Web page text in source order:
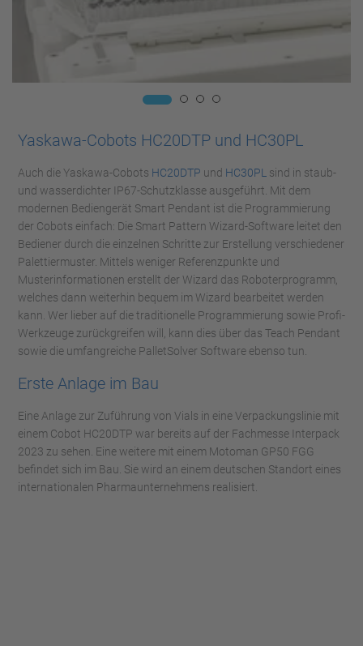
Yaskawa-Cobots HC20DTP und HC30PL
Auch die Yaskawa-Cobots HC20DTP und HC30PL sind in staub-
und wasserdichter IP67-Schutzklasse ausgeführt. Mit dem
modernen Bediengerät Smart Pendant ist die Programmierung
der Cobots einfach: Die Smart Pattern Wizard-Software leitet den
Bediener durch die einzelnen Schritte zur Erstellung verschiedener
Palettiermuster. Mittels weniger Referenzpunkte und
Musterinformationen erstellt der Wizard das Roboterprogramm,
welches dann weiterhin bequem im Wizard bearbeitet werden
kann. Wer lieber auf die traditionelle Programmierung sowie Profi-
Werkzeuge zurückgreifen will, kann dies über das Teach Pendant
sowie die umfangreiche PalletSolver Software ebenso tun.
Erste Anlage im Bau
Eine Anlage zur Zuführung von Vials in eine Verpackungslinie mit
einem Cobot HC20DTP war bereits auf der Fachmesse Interpack
2023 zu sehen. Eine weitere mit einem Motoman GP50 FGG
befindet sich im Bau. Sie wird an einem deutschen Standort eines
internationalen Pharmaunternehmens realisiert.